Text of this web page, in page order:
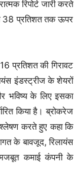
रिपोर्ट जारी करते
38 प्रतिशत तक ऊपर
प्रतिशत की गिरावट
इंडस्ट्रीज के शेयरों
भविष्य के लिए इसका
किया है। ब्रोकरेज
करते हुए कहा कि
के बावजूद, रिलायंस
कमाई कंपनी के